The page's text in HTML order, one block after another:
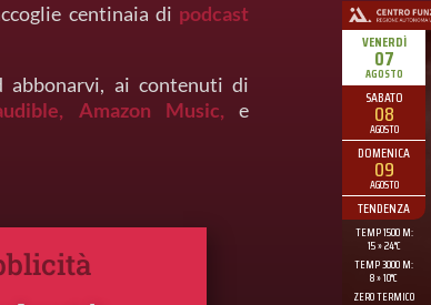
centinaia di podcast
abbonarvi, ai contenuti di
Amazon Music, e